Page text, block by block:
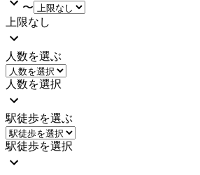
〜
上限なし
人数を選ぶ
人数を選択
駅徒歩を選ぶ
駅徒歩を選択